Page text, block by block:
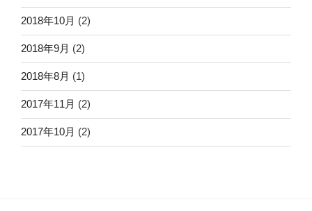
2018年10月 (2)
2018年9月 (2)
2018年8月 (1)
2017年11月 (2)
2017年10月 (2)